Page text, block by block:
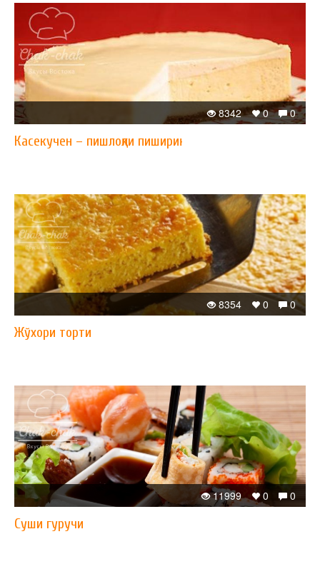
0
0
8342
Касекучен – пишлоқли пишириқ
0
0
8354
Жўхори торти
0
0
11999
Суши гуручи